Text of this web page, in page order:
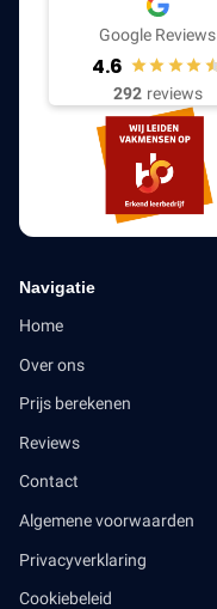
Google Reviews
4.6
292 reviews
Navigatie
Home
Over ons
Prijs berekenen
Reviews
Contact
Algemene voorwaarden
Privacyverklaring
Cookiebeleid